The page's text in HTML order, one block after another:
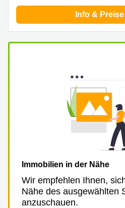
Basel
Büro
mieten
Luzern
Aeschengraben
Zugerstrasse
Info &
Immobilien in der Nähe
Wir empfehlen Ihnen,
Nähe des ausgewählten
anzuschauen.